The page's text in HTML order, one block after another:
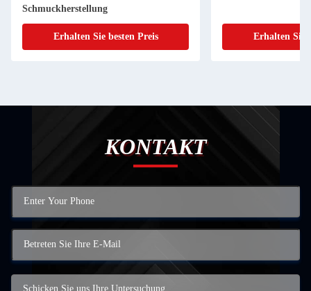
Schmuckherstellung
Erhalten Sie besten Preis Erhalten Sie
KONTAKT